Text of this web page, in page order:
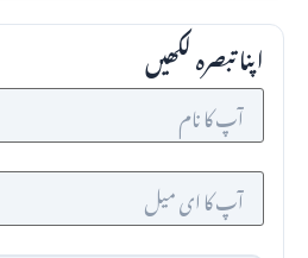
اپنا تبصرہ لکھیں